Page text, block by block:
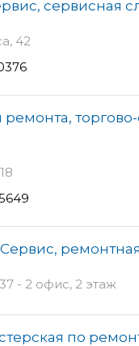
сервисная
42
- 2 офис, 2 этаж
по